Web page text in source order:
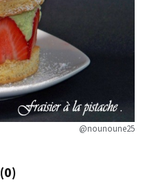
@nounoune25
(0)